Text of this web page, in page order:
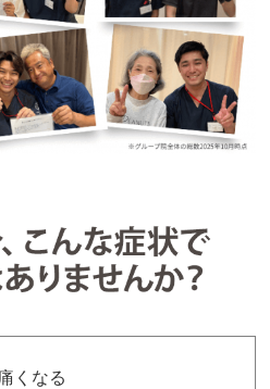
くなる